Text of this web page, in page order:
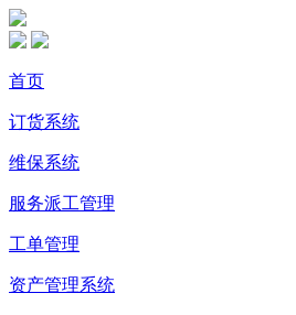
首页
订货系统
维保系统
服务派工管理
工单管理
资产管理系统